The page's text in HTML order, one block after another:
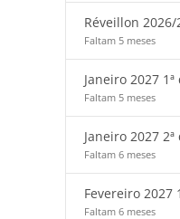
Réveillon 2026/
Faltam 5 meses
Janeiro 2027
Faltam 5 meses
Janeiro 2027
Faltam 6 meses
Fevereiro 2027
Faltam 6 meses